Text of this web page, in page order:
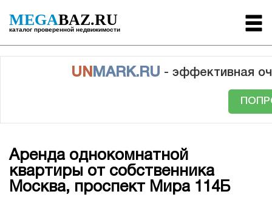
MEGABAZ.RU
каталог проверенной недвижимости
UN MARK.RU - эффективная
Аренда однокомнатной
квартиры от собственника
Москва, проспект Мира 114Б